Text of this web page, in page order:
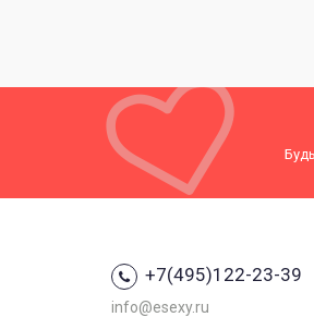
+7(495)122-23-39
info@esexy.ru